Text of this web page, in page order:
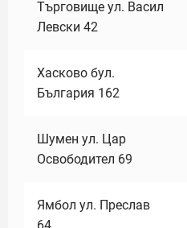
Търговище ул. Васил
Левски 42
Хасково бул.
България 162
Шумен ул. Цар
Освободител 69
Ямбол ул. Преслав